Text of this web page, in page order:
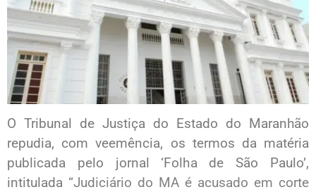
O Tribunal de Justiça do Estado do Maranhão
repudia, com veemência, os termos da matéria
publicada pelo jornal ‘Folha de São Paulo’,
intitulada “Judiciário do MA é acusado em corte